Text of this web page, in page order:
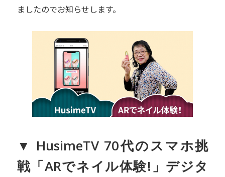
ましたのでお知らせします。
▼ HusimeTV 70代のスマホ挑
戦「ARでネイル体験!」デジタ